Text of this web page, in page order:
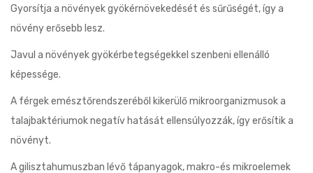
Gyorsítja a növények gyökérnövekedését és sűrűségét, így a
növény erősebb lesz.
Javul a növények gyökérbetegségekkel szenbeni ellenálló
képessége.
A férgek emésztőrendszeréből kikerülő mikroorganizmusok a
talajbaktériumok negatív hatását ellensúlyozzák, így erősítik a
növényt.
A gilisztahumuszban lévő tápanyagok, makro-és mikroelemek